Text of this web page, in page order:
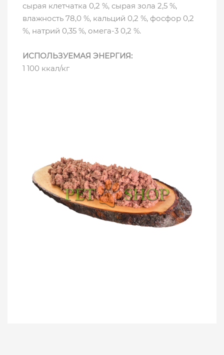
сырая клетчатка 0,2 %, сырая зола 2,5 %,
влажность 78,0 %, кальций 0,2 %, фосфор 0,2
%, натрий 0,35 %, омега-3 0,2 %.
ИСПОЛЬЗУЕМАЯ ЭНЕРГИЯ:
1 100 ккал/кг